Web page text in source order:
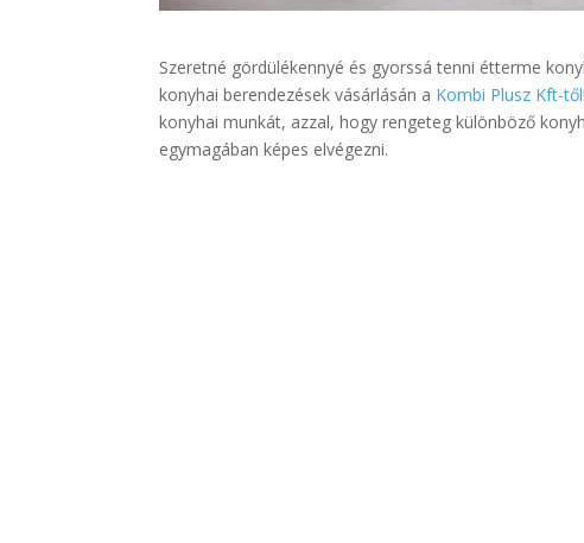
Szeretné gördülékennyé és gyorssá tenni étterme
konyhai berendezések vásárlásán a Kombi Plusz Kft-től!
konyhai munkát, azzal, hogy rengeteg különböző
egymagában képes elvégezni.